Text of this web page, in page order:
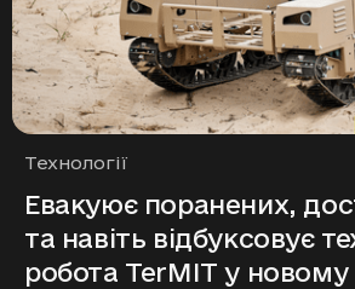
Рубрики
Технології
Евакуює поранених,
та навіть відбуксовує
робота TerMIT у новому